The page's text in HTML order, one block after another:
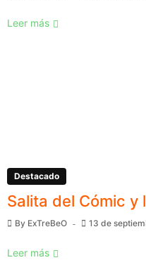
Leer más
Destacado
Salita del Cómic y
By ExTreBeO 13 de
Leer más